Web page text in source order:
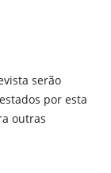
serão
por esta
outras